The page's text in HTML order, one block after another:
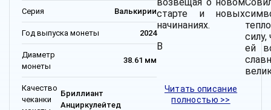
Серия Валькирии
Год выпуска монеты 2024
Диаметр
монеты
38.61 мм
Качество
чеканки
Бриллиант
Анциркулейтед
старте и новых
начинаниях.
В
Читать описание
полностью >>
силу,
ей